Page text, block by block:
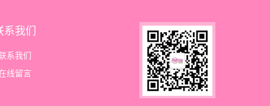
系我们
系我们
线留言